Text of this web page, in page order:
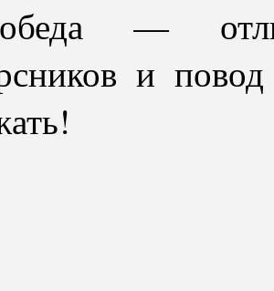
—
и